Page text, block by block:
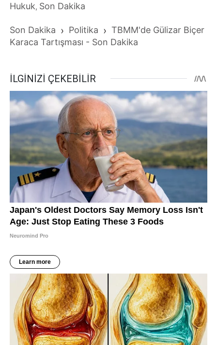
Hukuk, Son Dakika
Son Dakika › Politika › TBMM'de Gülizar Biçer
Karaca Tartışması - Son Dakika